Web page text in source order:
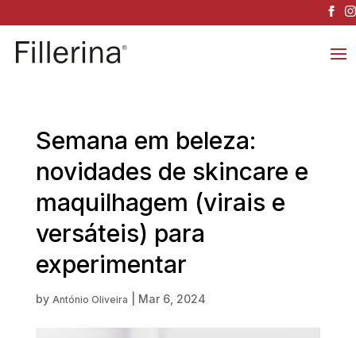
Semana em beleza:
novidades de skincare e
maquilhagem (virais e
versáteis) para
experimentar
by António Oliveira Mar 6, 2024